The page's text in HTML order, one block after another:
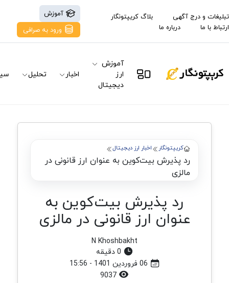
تبلیغات و درج آگهی
بلاگ کریپتونگار
ارتباط با ما
درباره ما
آموزش
ورود به صرافی
آموزش
ارز
دیجیتال
اخبار تحلیل
کریپتونگار اخبار ارز دیجیتال
رد پذیرش بیت‌کوین به عنوان ارز قانونی در
مالزی
رد پذیرش بیت‌کوین به
عنوان ارز قانونی در مالزی
N Khoshbakht